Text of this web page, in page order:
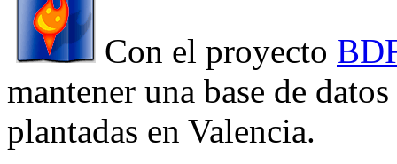
Con el proyecto
mantener una base de
plantadas en Valencia.